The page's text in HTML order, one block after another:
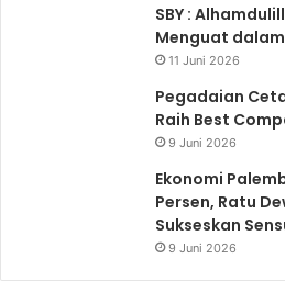
SBY :
Menguat
11 Juni 2026
Pegadaian
Raih Best
9 Juni 2026
Ekonomi
Persen, Ratu
Sukseskan
9 Juni 2026